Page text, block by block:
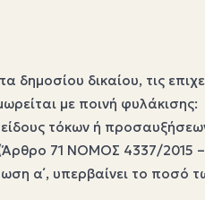
δικαίου, τις
με ποινή φυλάκισης:
τόκων ή
71 NOMOΣ 4337/2015
α΄, υπερβαίνει το ποσό